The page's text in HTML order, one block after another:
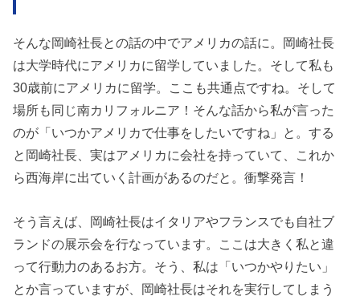
そんな岡崎社長との話の中でアメリカの話に。岡崎社長
は大学時代にアメリカに留学していました。そして私も
30歳前にアメリカに留学。ここも共通点ですね。そして
場所も同じ南カリフォルニア！そんな話から私が言った
のが「いつかアメリカで仕事をしたいですね」と。する
と岡崎社長、実はアメリカに会社を持っていて、これか
ら西海岸に出ていく計画があるのだと。衝撃発言！
そう言えば、岡崎社長はイタリアやフランスでも自社ブ
ランドの展示会を行なっています。ここは大きく私と違
って行動力のあるお方。そう、私は「いつかやりたい」
とか言っていますが、岡崎社長はそれを実行してしまう